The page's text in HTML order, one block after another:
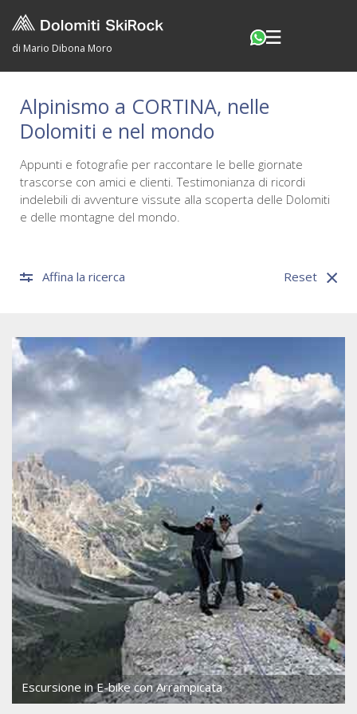
di Mario Dibona Moro
Alpinismo a CORTINA, nelle
Dolomiti e nel mondo
Appunti e fotografie per raccontare le belle giornate
trascorse con amici e clienti. Testimonianza di ricordi
indelebili di avventure vissute alla scoperta delle Dolomiti
e delle montagne del mondo.
Affina la ricerca Reset
Escursione in E-bike con Arrampicata